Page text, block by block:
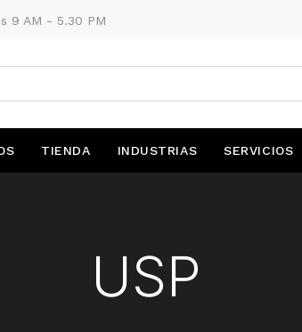
9 AM - 5.30 PM
TIENDA INDUSTRIAS SERVICIOS
USP